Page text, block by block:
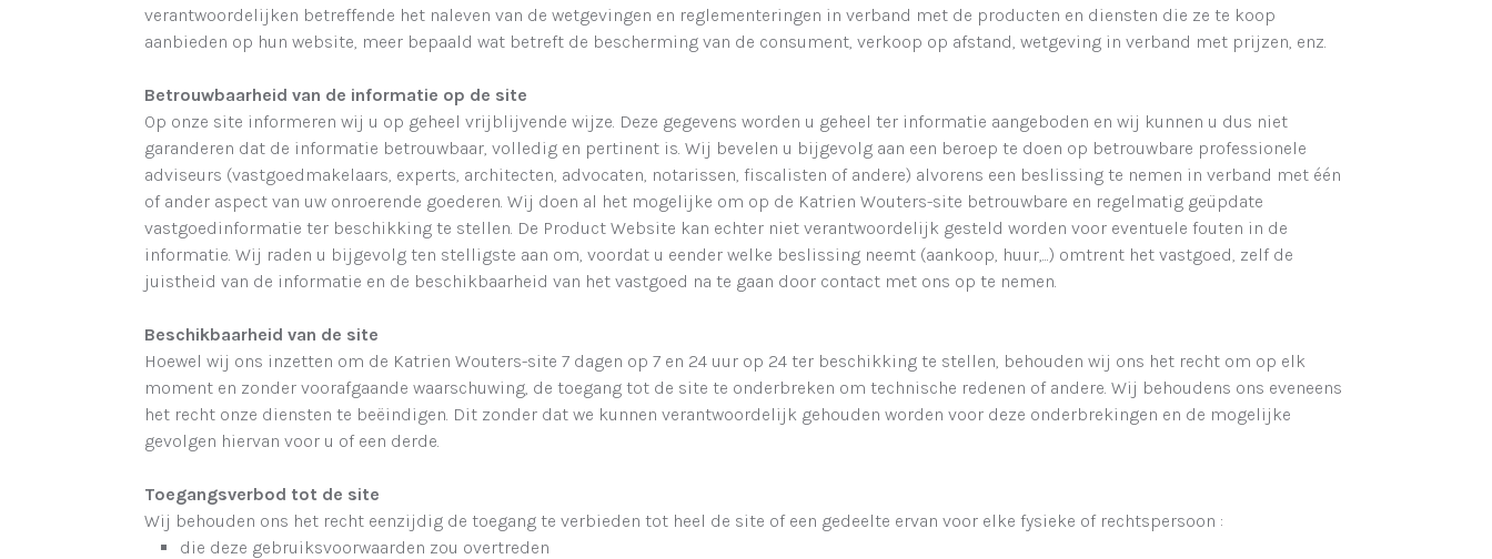
verantwoordelijken betreffende het naleven van de wetgevingen en reglementeringen in verband met de producten en diensten die ze te koop
aanbieden op hun website, meer bepaald wat betreft de bescherming van de consument, verkoop op afstand, wetgeving in verband met prijzen, enz.
Betrouwbaarheid van de informatie op de site
Op onze site informeren wij u op geheel vrijblijvende wijze. Deze gegevens worden u geheel ter informatie aangeboden en wij kunnen u dus niet
garanderen dat de informatie betrouwbaar, volledig en pertinent is. Wij bevelen u bijgevolg aan een beroep te doen op betrouwbare professionele
adviseurs (vastgoedmakelaars, experts, architecten, advocaten, notarissen, fiscalisten of andere) alvorens een beslissing te nemen in verband met één
of ander aspect van uw onroerende goederen. Wij doen al het mogelijke om op de Katrien Wouters-site betrouwbare en regelmatig geüpdate
vastgoedinformatie ter beschikking te stellen. De Product Website kan echter niet verantwoordelijk gesteld worden voor eventuele fouten in de
informatie. Wij raden u bijgevolg ten stelligste aan om, voordat u eender welke beslissing neemt (aankoop, huur,...) omtrent het vastgoed, zelf de
juistheid van de informatie en de beschikbaarheid van het vastgoed na te gaan door contact met ons op te nemen.
Beschikbaarheid van de site
Hoewel wij ons inzetten om de Katrien Wouters-site 7 dagen op 7 en 24 uur op 24 ter beschikking te stellen, behouden wij ons het recht om op elk
moment en zonder voorafgaande waarschuwing, de toegang tot de site te onderbreken om technische redenen of andere. Wij behoudens ons eveneens
het recht onze diensten te beëindigen. Dit zonder dat we kunnen verantwoordelijk gehouden worden voor deze onderbrekingen en de mogelijke
gevolgen hiervan voor u of een derde.
Toegangsverbod tot de site
Wij behouden ons het recht eenzijdig de toegang te verbieden tot heel de site of een gedeelte ervan voor elke fysieke of rechtspersoon :
die deze gebruiksvoorwaarden zou overtreden